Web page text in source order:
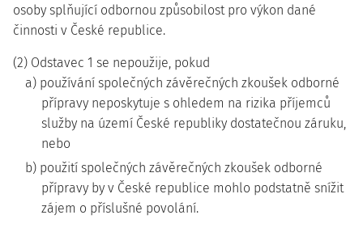
osoby splňující odbornou způsobilost pro výkon dané
činnosti v České republice.
(2) Odstavec 1 se nepoužije, pokud
a) používání společných závěrečných zkoušek odborné
přípravy neposkytuje s ohledem na rizika příjemců
služby na území České republiky dostatečnou záruku,
nebo
b) použití společných závěrečných zkoušek odborné
přípravy by v České republice mohlo podstatně snížit
zájem o příslušné povolání.